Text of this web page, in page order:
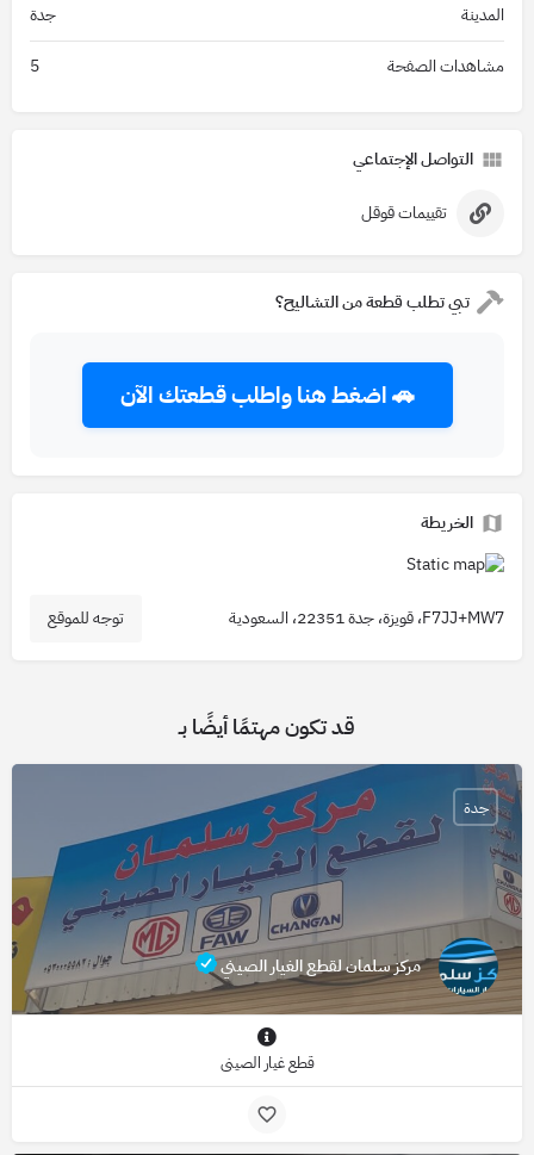
المدينة جدة
مشاهدات الصفحة 5
التواصل الإجتماعي
تقييمات قوقل
تبي تطلب قطعة من التشاليح؟
🚗 اضغط هنا واطلب قطعتك الآن
الخريطة
F7JJ+MW7، قويزة، جدة 22351، السعودية توجه للموقع
قد تكون مهتمًا أيضًا بـ
مركز سلمان لقطع الغيار الصيني
جدة
قطع غيار الصيني